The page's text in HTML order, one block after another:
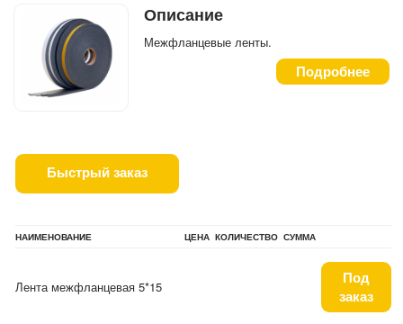
Описание
Межфланцевые ленты.
Подробнее
Быстрый заказ
НАИМЕНОВАНИЕ ЦЕНА КОЛИЧЕСТВО СУММА
Лента межфланцевая 5*15
Под
заказ